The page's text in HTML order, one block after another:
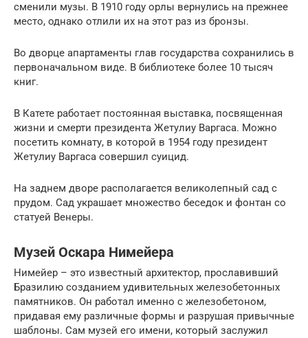
сменили музы. В 1910 году орлы вернулись на прежнее
место, однако отлили их на этот раз из бронзы.
Во дворце апартаменты глав государства сохранились в
первоначальном виде. В библиотеке более 10 тысяч
книг.
В Катете работает постоянная выставка, посвященная
жизни и смерти президента Жетулиу Варгаса. Можно
посетить комнату, в которой в 1954 году президент
Жетулиу Варгаса совершил суицид.
На заднем дворе располагается великолепный сад с
прудом. Сад украшает множество беседок и фонтан со
статуей Венеры.
Музей Оскара Нимейера
Нимейер – это известный архитектор, прославивший
Бразилию созданием удивительных железобетонных
памятников. Он работал именно с железобетоном,
придавая ему различные формы и разрушая привычные
шаблоны. Сам музей его имени, который заслужил